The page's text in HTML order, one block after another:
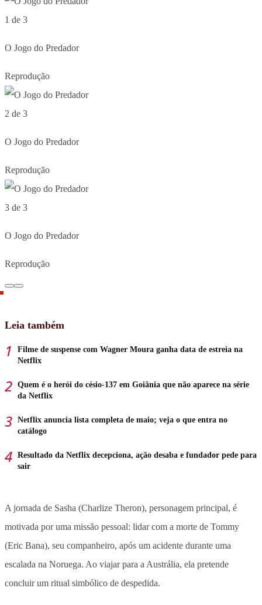
1 de 3
O Jogo do Predador
Reprodução
2 de 3
O Jogo do Predador
Reprodução
3 de 3
O Jogo do Predador
Reprodução
Leia também
Filme de suspense com Wagner Moura ganha data de estreia na
Netflix
Quem é o herói do césio-137 em Goiânia que não aparece na série
da Netflix
Netflix anuncia lista completa de maio; veja o que entra no
catálogo
Resultado da Netflix decepciona, ação desaba e fundador pede para
sair
A jornada de Sasha (Charlize Theron), personagem principal, é
motivada por uma missão pessoal: lidar com a morte de Tommy
(Eric Bana), seu companheiro, após um acidente durante uma
escalada na Noruega. Ao viajar para a Austrália, ela pretende
concluir um ritual simbólico de despedida.